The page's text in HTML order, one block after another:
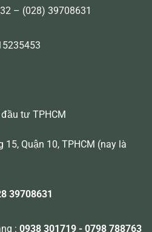
– (028) 39708631
tư TPHCM
15, Quận 10, TPHCM (nay là
39708631
: 0938 301719 - 0798 788763